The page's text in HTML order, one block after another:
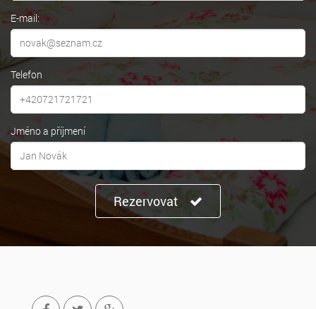
E-mail:
Telefon
Jméno a příjmení
Rezervovat